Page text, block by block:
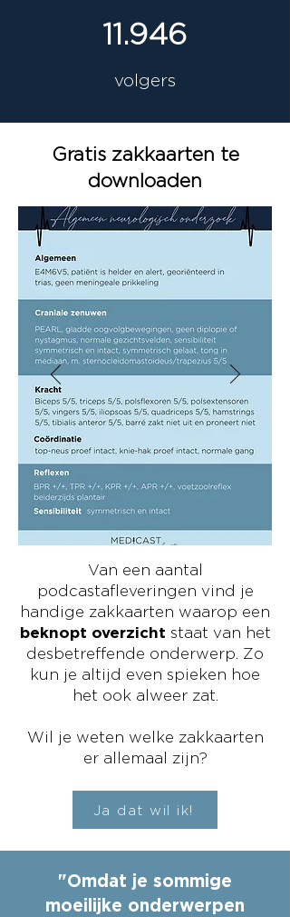
11.946
volgers
Gratis zakkaarten te
downloaden
Van een aantal
podcastafleveringen vind je
handige zakkaarten waarop een
beknopt overzicht staat van het
desbetreffende onderwerp. Zo
kun je altijd even spieken hoe
het ook alweer zat.
Wil je weten welke zakkaarten
er allemaal zijn?
Ja dat wil ik!
"Omdat je sommige
moeilijke onderwerpen